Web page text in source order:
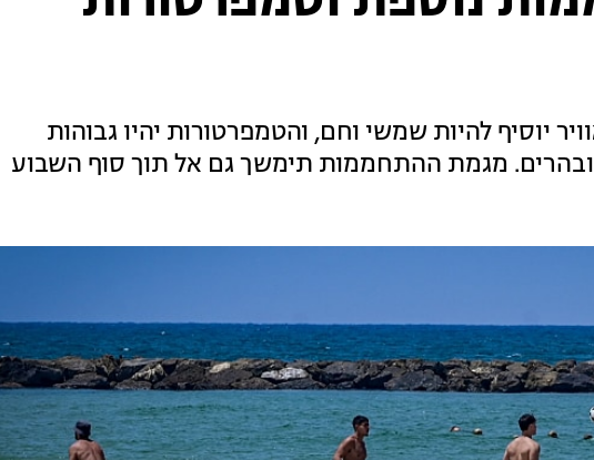
יוסיף להיות שמשי וחם, והטמפרטורות יהיו גבוהות
מגמת ההתחממות תימשך גם אל תוך סוף השבוע